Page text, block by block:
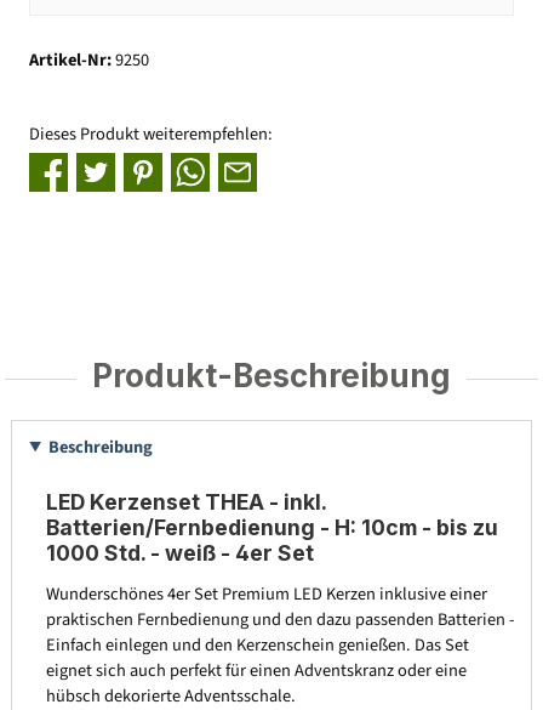
Artikel-Nr:9250
Dieses Produkt weiterempfehlen:
Produkt-Beschreibung
Beschreibung
LED Kerzenset THEA - inkl.
Batterien/Fernbedienung - H: 10cm - bis zu
1000 Std. - weiß - 4er Set
Wunderschönes 4er Set Premium LED Kerzen inklusive einer
praktischen Fernbedienung und den dazu passenden Batterien -
Einfach einlegen und den Kerzenschein genießen. Das Set
eignet sich auch perfekt für einen Adventskranz oder eine
hübsch dekorierte Adventsschale.